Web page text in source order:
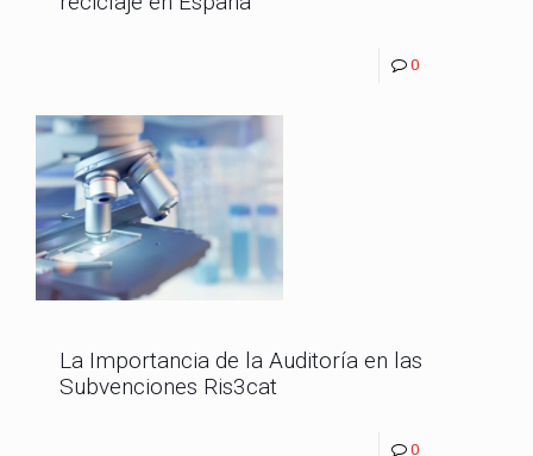
0
La Importancia de la Auditoría en las
Subvenciones Ris3cat
0